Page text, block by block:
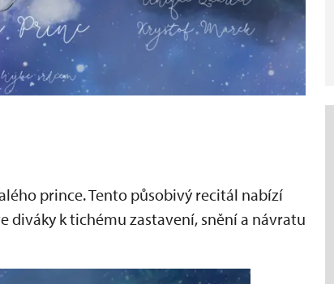
prince. Tento působivý recitál nabízí
k tichému zastavení, snění a návratu